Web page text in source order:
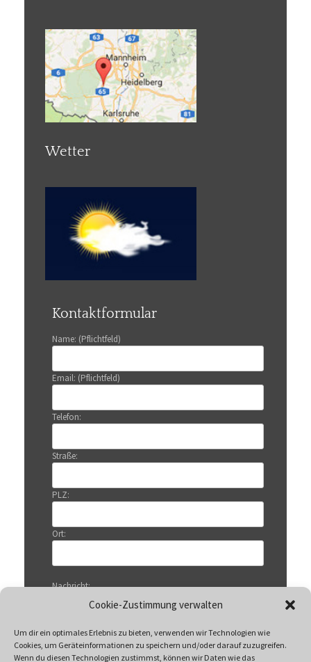
Cookie-Zustimmung verwalten
Um dir ein optimales Erlebnis zu bieten, verwenden wir Technologien wie
Cookies, um Geräteinformationen zu speichern und/oder darauf zuzugreifen.
Wenn du diesen Technologien zustimmst, können wir Daten wie das
Wetter
Kontaktformular
Name: (Pflichtfeld)
Email: (Pflichtfeld)
Telefon:
Straße:
PLZ:
Ort:
Nachricht: